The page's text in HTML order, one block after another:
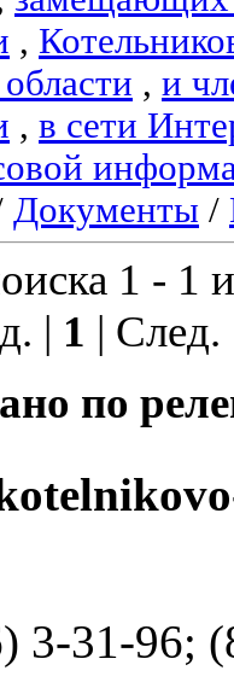
,
, и
, в сети
Документы /
1 - 1
| 1 |
по
3-31-96;